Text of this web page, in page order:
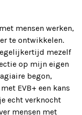
mensen werken,
te ontwikkelen.
mezelf
op mijn eigen
begon,
EVB+ een kans
echt verknocht
mensen met